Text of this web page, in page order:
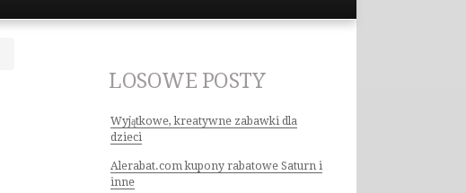
LOSOWE POSTY
Wyjątkowe, kreatywne zabawki dla
dzieci
Alerabat.com kupony rabatowe Saturn i
inne